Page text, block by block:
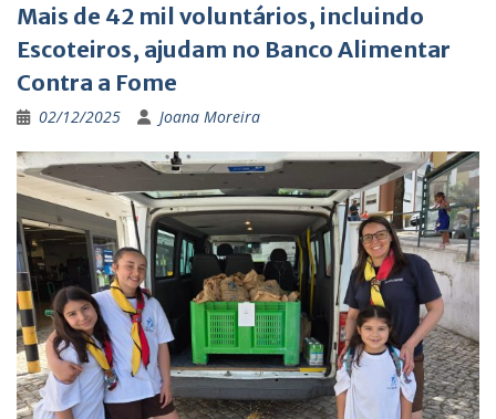
Mais de 42 mil voluntários, incluindo
Escoteiros, ajudam no Banco Alimentar
Contra a Fome
02/12/2025 Joana Moreira